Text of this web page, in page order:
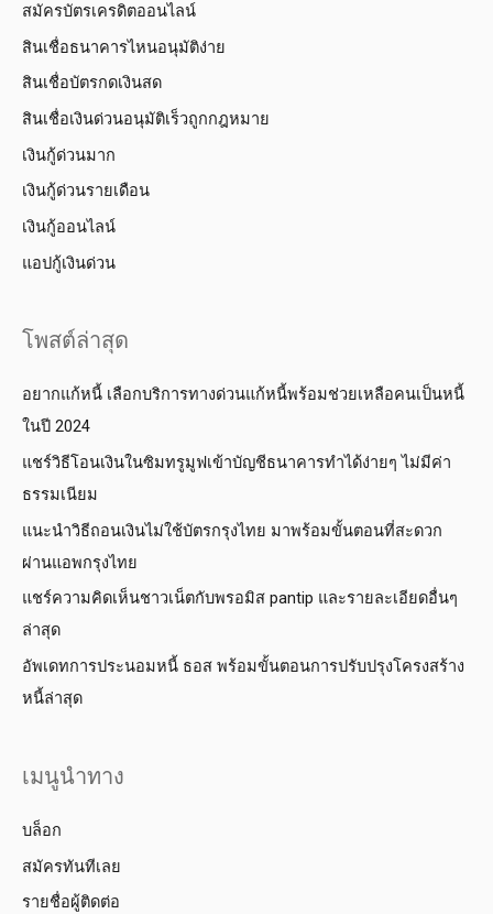
สมัครบัตรเครดิตออนไลน์
สินเชื่อธนาคารไหนอนุมัติง่าย
สินเชื่อบัตรกดเงินสด
สินเชื่อเงินด่วนอนุมัติเร็วถูกกฎหมาย
เงินกู้ด่วนมาก
เงินกู้ด่วนรายเดือน
เงินกู้ออนไลน์
แอปกู้เงินด่วน
โพสต์ล่าสุด
อยากแก้หนี้ เลือกบริการทางด่วนแก้หนี้พร้อมช่วยเหลือคนเป็นหนี้
ในปี 2024
แชร์วิธีโอนเงินในซิมทรูมูฟเข้าบัญชีธนาคารทำได้ง่ายๆ ไม่มีค่า
ธรรมเนียม
แนะนำวิธีถอนเงินไม่ใช้บัตรกรุงไทย มาพร้อมขั้นตอนที่สะดวก
ผ่านแอพกรุงไทย
แชร์ความคิดเห็นชาวเน็ตกับพรอมิส pantip และรายละเอียดอื่นๆ
ล่าสุด
อัพเดทการประนอมหนี้ ธอส พร้อมขั้นตอนการปรับปรุงโครงสร้าง
หนี้ล่าสุด
เมนูนำทาง
บล็อก
สมัครทันทีเลย
รายชื่อผู้ติดต่อ